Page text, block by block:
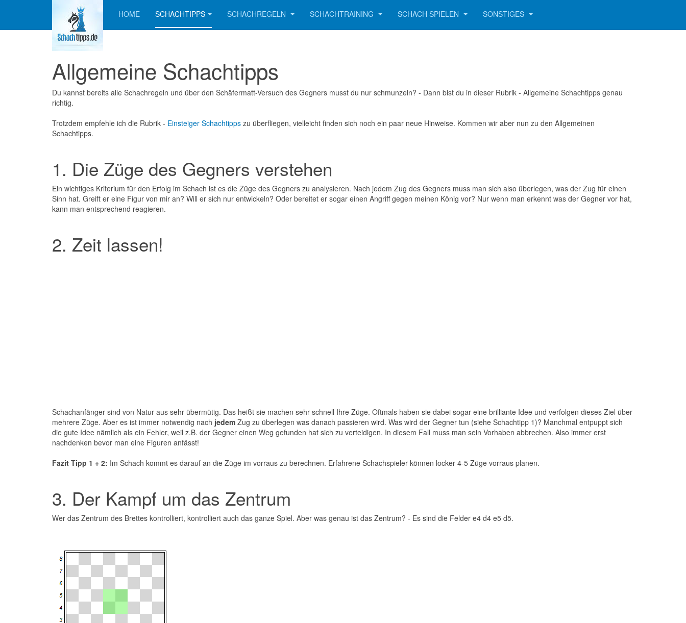
HOME SCHACHTIPPS SCHACHREGELN SCHACHTRAINING SCHACH SPIELEN SONSTIGES
Allgemeine Schachtipps
Du kannst bereits alle Schachregeln und über den Schäfermatt-Versuch des Gegners musst du nur schmunzeln? - Dann bist du in dieser Rubrik - Allgemeine Schachtipps genau
richtig.
Trotzdem empfehle ich die Rubrik - Einsteiger Schachtipps zu überfliegen, vielleicht finden sich noch ein paar neue Hinweise. Kommen wir aber nun zu den Allgemeinen
Schachtipps.
1. Die Züge des Gegners verstehen
Ein wichtiges Kriterium für den Erfolg im Schach ist es die Züge des Gegners zu analysieren. Nach jedem Zug des Gegners muss man sich also überlegen, was der Zug für einen
Sinn hat. Greift er eine Figur von mir an? Will er sich nur entwickeln? Oder bereitet er sogar einen Angriff gegen meinen König vor? Nur wenn man erkennt was der Gegner vor hat,
kann man entsprechend reagieren.
2. Zeit lassen!
Schachanfänger sind von Natur aus sehr übermütig. Das heißt sie machen sehr schnell Ihre Züge. Oftmals haben sie dabei sogar eine brilliante Idee und verfolgen dieses Ziel über
mehrere Züge. Aber es ist immer notwendig nach jedem Zug zu überlegen was danach passieren wird. Was wird der Gegner tun (siehe Schachtipp 1)? Manchmal entpuppt sich
die gute Idee nämlich als ein Fehler, weil z.B. der Gegner einen Weg gefunden hat sich zu verteidigen. In diesem Fall muss man sein Vorhaben abbrechen. Also immer erst
nachdenken bevor man eine Figuren anfässt!
Fazit Tipp 1 + 2: Im Schach kommt es darauf an die Züge im vorraus zu berechnen. Erfahrene Schachspieler können locker 4-5 Züge vorraus planen.
3. Der Kampf um das Zentrum
Wer das Zentrum des Brettes kontrolliert, kontrolliert auch das ganze Spiel. Aber was genau ist das Zentrum? - Es sind die Felder e4 d4 e5 d5.